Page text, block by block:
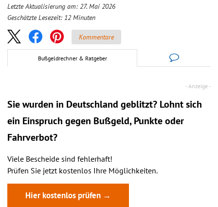
Letzte Aktualisierung am: 27. Mai 2026
Geschätzte Lesezeit: 12 Minuten
Kommentare
Bußgeldrechner & Ratgeber
Sie wurden in Deutschland geblitzt? Lohnt sich
ein Einspruch gegen Bußgeld, Punkte oder
Fahrverbot?
Viele Bescheide sind fehlerhaft!
Prüfen Sie jetzt kostenlos Ihre Möglichkeiten.
Hier kostenlos prüfen →